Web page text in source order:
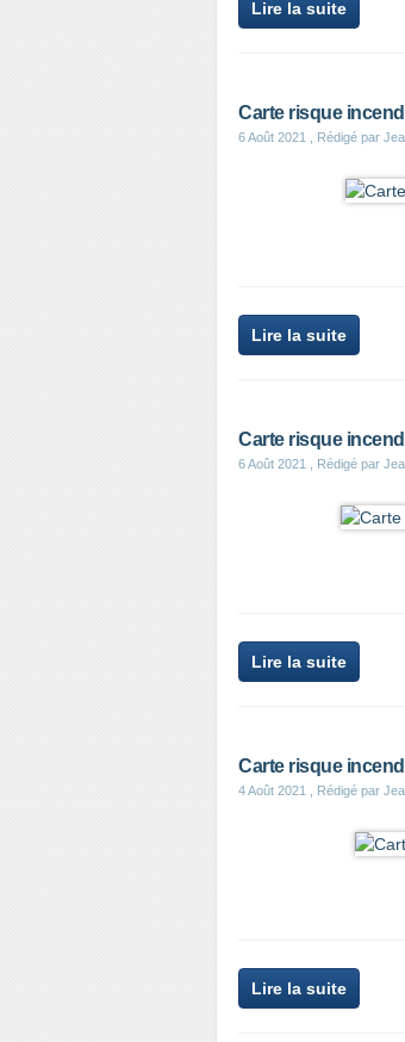
Lire la suite
Carte risque
6 Août 2021 , Rédigé par
Lire la suite
Carte risque
6 Août 2021 , Rédigé par
Lire la suite
Carte risque
4 Août 2021 , Rédigé par
Lire la suite